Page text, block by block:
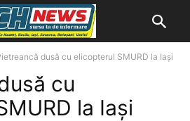
dusă cu elicopterul SMURD la Iași
cu
la Iași